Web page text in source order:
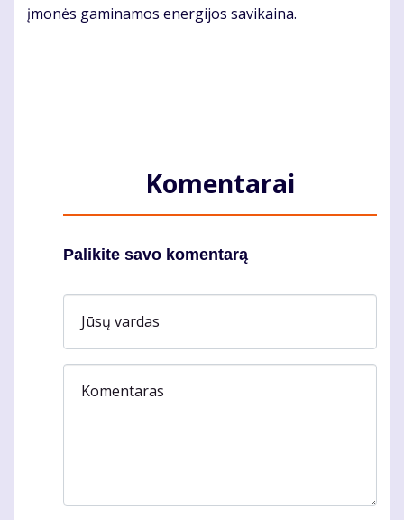
įmonės gaminamos energijos savikaina.
Komentarai
Palikite savo komentarą
Jūsų vardas
Komentaras